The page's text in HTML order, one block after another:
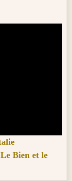
Le Bien et le